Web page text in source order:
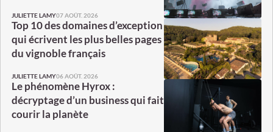
JULIETTE LAMY07 AOÛT. 2026
Top 10 des domaines d’exception
qui écrivent les plus belles pages
du vignoble français
JULIETTE LAMY06 AOÛT. 2026
Le phénomène Hyrox :
décryptage d’un business qui fait
courir la planète